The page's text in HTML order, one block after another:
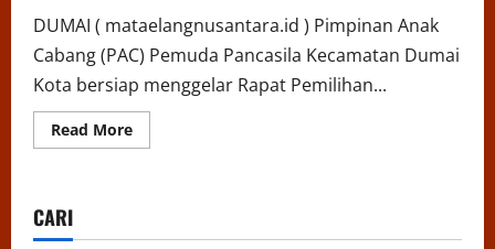
DUMAI ( mataelangnusantara.id ) Pimpinan Anak
Cabang (PAC) Pemuda Pancasila Kecamatan Dumai
Kota bersiap menggelar Rapat Pemilihan...
Read MoreRead
more
Cabang
CARI